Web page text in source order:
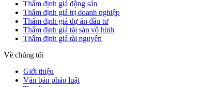
Thẩm định giá động sản
Thẩm định giá trị doanh nghiệp
Thẩm định giá dự án đầu tư
Thẩm định giá tài sản vô hình
Thẩm định giá tài nguyên
Về chúng tôi
Giới thiệu
Văn bản pháp luật